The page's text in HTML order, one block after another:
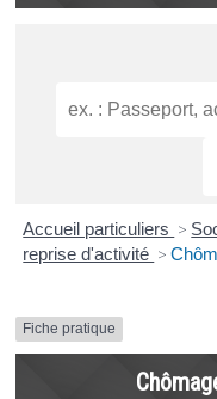
Accueil particuliers >
reprise d'activité >
Fiche pratique